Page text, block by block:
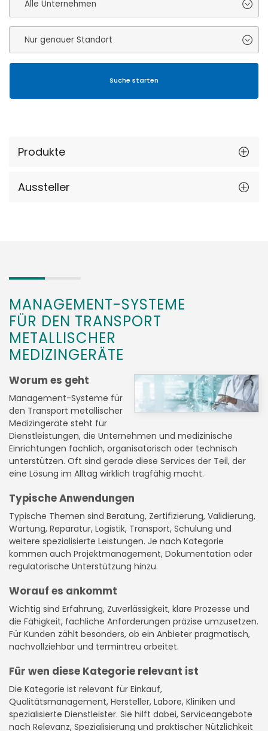
Produkte
Aussteller
MANAGEMENT-SYSTEME
FÜR DEN TRANSPORT
METALLISCHER
MEDIZINGERÄTE
Worum es geht
Management-Systeme für
den Transport metallischer
Medizingeräte steht für
Dienstleistungen, die Unternehmen und medizinische
Einrichtungen fachlich, organisatorisch oder technisch
unterstützen. Oft sind gerade diese Services der Teil, der
eine Lösung im Alltag wirklich tragfähig macht.
Typische Anwendungen
Typische Themen sind Beratung, Zertifizierung, Validierung,
Wartung, Reparatur, Logistik, Transport, Schulung und
weitere spezialisierte Leistungen. Je nach Kategorie
kommen auch Projektmanagement, Dokumentation oder
regulatorische Unterstützung hinzu.
Worauf es ankommt
Wichtig sind Erfahrung, Zuverlässigkeit, klare Prozesse und
die Fähigkeit, fachliche Anforderungen präzise umzusetzen.
Für Kunden zählt besonders, ob ein Anbieter pragmatisch,
nachvollziehbar und termintreu arbeitet.
Für wen diese Kategorie relevant ist
Die Kategorie ist relevant für Einkauf,
Qualitätsmanagement, Hersteller, Labore, Kliniken und
spezialisierte Dienstleister. Sie hilft dabei, Serviceangebote
nach Relevanz, Spezialisierung und praktischer Nützlichkeit